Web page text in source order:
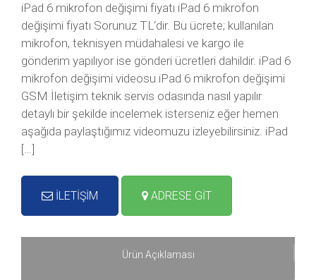
iPad 6 mikrofon değişimi fiyatı iPad 6 mikrofon
değişimi fiyatı Sorunuz TL‘dir. Bu ücrete; kullanılan
mikrofon, teknisyen müdahalesi ve kargo ile
gönderim yapılıyor ise gönderi ücretleri dahildir. iPad 6
mikrofon değişimi videosu iPad 6 mikrofon değişimi
GSM İletişim teknik servis odasında nasıl yapılır
detaylı bir şekilde incelemek isterseniz eğer hemen
aşağıda paylaştığımız videomuzu izleyebilirsiniz. iPad
[…]
İLETİŞİM ADRESE GİT
Ürün Açıklaması